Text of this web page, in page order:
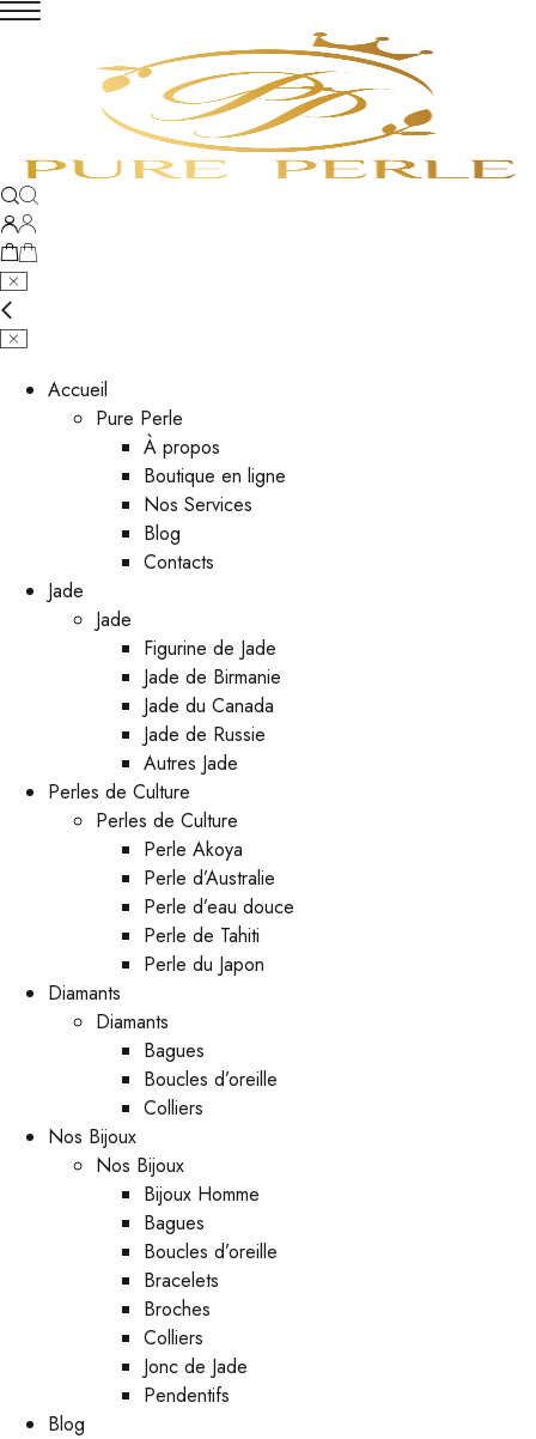
Accueil
Pure Perle
À propos
Boutique en ligne
Nos Services
Blog
Contacts
Jade
Jade
Figurine de Jade
Jade de Birmanie
Jade du Canada
Jade de Russie
Autres Jade
Perles de Culture
Perles de Culture
Perle Akoya
Perle d’Australie
Perle d’eau douce
Perle de Tahiti
Perle du Japon
Diamants
Diamants
Bagues
Boucles d’oreille
Colliers
Nos Bijoux
Nos Bijoux
Bijoux Homme
Bagues
Boucles d’oreille
Bracelets
Broches
Colliers
Jonc de Jade
Pendentifs
Blog